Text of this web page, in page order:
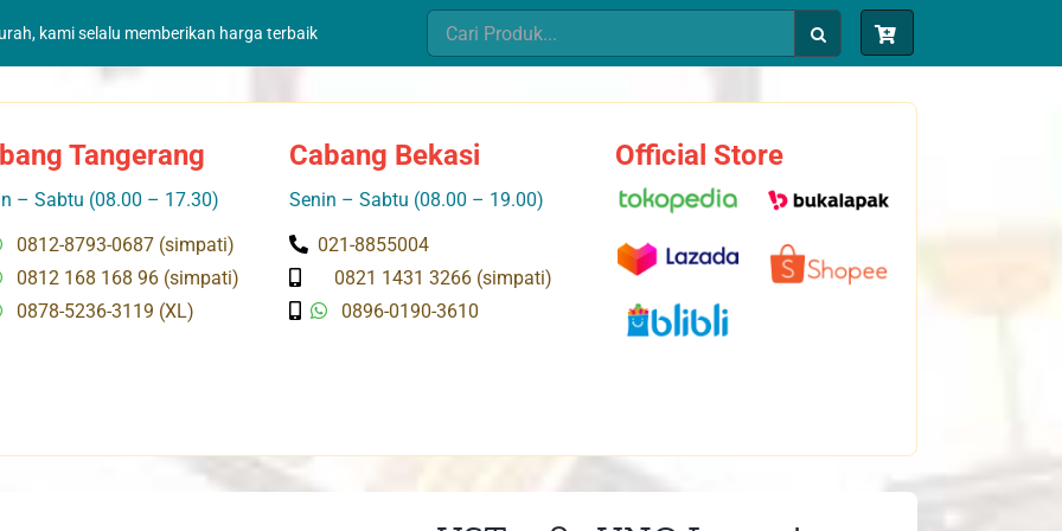
kami selalu memberikan harga terbaik
Search
for:
Tangerang
– Sabtu (08.00 – 17.30)
0812-8793-0687 (simpati)
0812 168 168 96 (simpati)
0878-5236-3119 (XL)
Cabang Bekasi
Senin – Sabtu (08.00 – 19.00)
021-8855004
0821 1431 3266 (simpati)
0896-0190-3610
Official Store